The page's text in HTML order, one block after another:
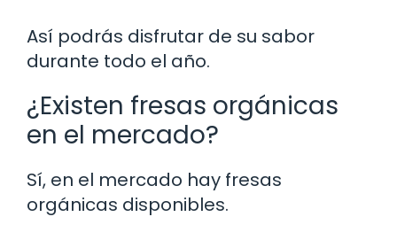
Así podrás disfrutar de su sabor
durante todo el año.
¿Existen fresas orgánicas
en el mercado?
Sí, en el mercado hay fresas
orgánicas disponibles.